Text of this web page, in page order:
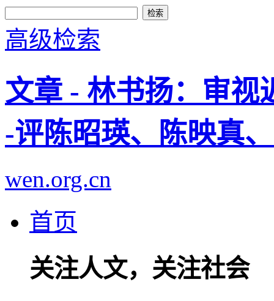
高级检索
文章 - 林书扬：审视
-评陈昭瑛、陈映真
wen.org.cn
首页
关注人文，关注社会